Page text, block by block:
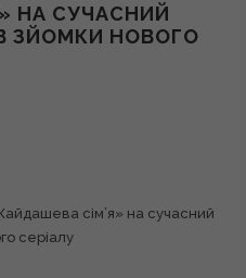
НА СУЧАСНИЙ
ЗЙОМКИ НОВОГО
сім’я» на сучасний
серіалу